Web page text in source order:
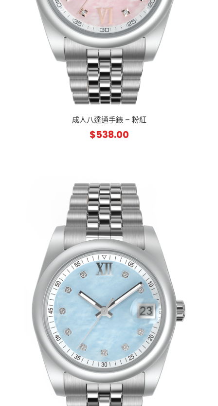
成人八達通手錶 – 粉紅
$538.00